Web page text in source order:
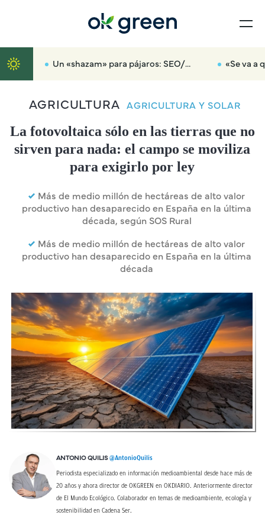
Un «shazam» para pájaros: SEO/BirdLife lanza una aplicación gratuita con el trino de 140 aves «Se va a quemar la sierra»:
AGRICULTURA AGRICULTURA Y SOLAR
La fotovoltaica sólo en las tierras que no
sirven para nada: el campo se moviliza
para exigirlo por ley
Más de medio millón de hectáreas de alto valor
productivo han desaparecido en España en la última
década, según SOS Rural
Más de medio millón de hectáreas de alto valor
productivo han desaparecido en España en la última
década
ANTONIO QUILIS @AntonioQuilis
Periodista especializado en información medioambiental desde hace más de
20 años y ahora director de OKGREEN en OKDIARIO. Anteriormente director
de El Mundo Ecológico. Colaborador en temas de medioambiente, ecología y
sostenibilidad en Cadena Ser.